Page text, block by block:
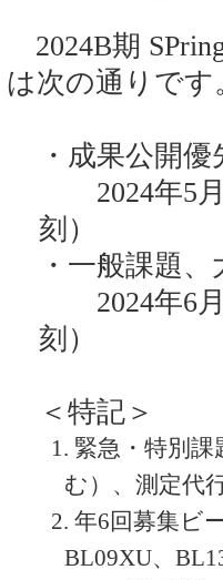
2024B期
は次の通りです
・成果公開
2024年5月
刻）
・一般課題
2024年6月
刻）
＜特記＞
1. 緊急・特別
む）、測定代
2. 年6回募集ビ
BL09XU、